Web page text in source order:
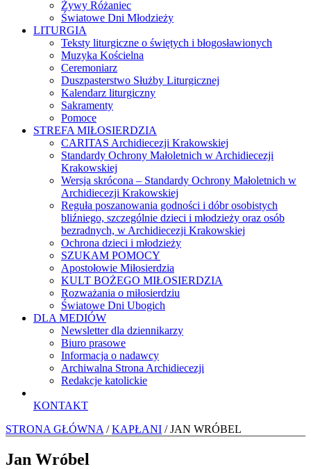
Żywy Różaniec
Światowe Dni Młodzieży
LITURGIA
Teksty liturgiczne o świętych i błogosławionych
Muzyka Kościelna
Ceremoniarz
Duszpasterstwo Służby Liturgicznej
Kalendarz liturgiczny
Sakramenty
Pomoce
STREFA MIŁOSIERDZIA
CARITAS Archidiecezji Krakowskiej
Standardy Ochrony Małoletnich w Archidiecezji
Krakowskiej
Wersja skrócona – Standardy Ochrony Małoletnich w
Archidiecezji Krakowskiej
Reguła poszanowania godności i dóbr osobistych
bliźniego, szczególnie dzieci i młodzieży oraz osób
bezradnych, w Archidiecezji Krakowskiej
Ochrona dzieci i młodzieży
SZUKAM POMOCY
Apostołowie Miłosierdzia
KULT BOŻEGO MIŁOSIERDZIA
Rozważania o miłosierdziu
Światowe Dni Ubogich
DLA MEDIÓW
Newsletter dla dziennikarzy
Biuro prasowe
Informacja o nadawcy
Archiwalna Strona Archidiecezji
Redakcje katolickie
KONTAKT
STRONA GŁÓWNA /KAPŁANI / JAN WRÓBEL
Jan Wróbel